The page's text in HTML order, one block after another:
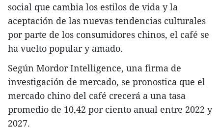
social que cambia los estilos de vida y la
aceptación de las nuevas tendencias culturales
por parte de los consumidores chinos, el café se
ha vuelto popular y amado.
Según Mordor Intelligence, una firma de
investigación de mercado, se pronostica que el
mercado chino del café crecerá a una tasa
promedio de 10,42 por ciento anual entre 2022 y
2027.